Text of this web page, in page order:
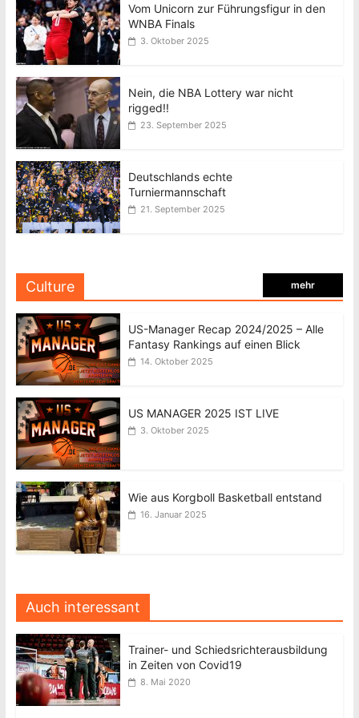
Vom Unicorn zur Führungsfigur in den
WNBA Finals
3. Oktober 2025
Nein, die NBA Lottery war nicht
rigged!!
23. September 2025
Deutschlands echte
Turniermannschaft
21. September 2025
Culture mehr
US-Manager Recap 2024/2025 – Alle
Fantasy Rankings auf einen Blick
14. Oktober 2025
US MANAGER 2025 IST LIVE
3. Oktober 2025
Wie aus Korgboll Basketball entstand
16. Januar 2025
Auch interessant
Trainer- und Schiedsrichterausbildung
in Zeiten von Covid19
8. Mai 2020